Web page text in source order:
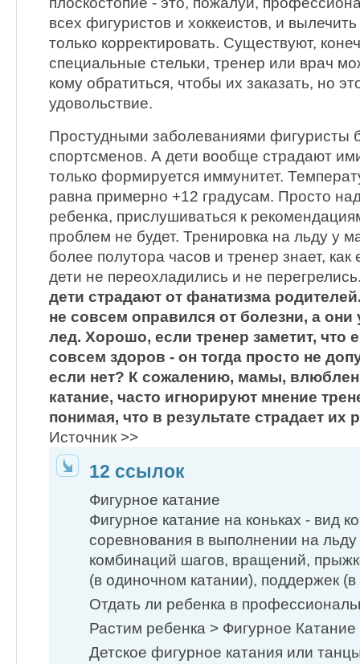
всех фигуристов и хоккеистов, и
только корректировать. Существуют,
специальные стельки, тренер или врач
кому обратиться, чтобы их заказать, но
удовольствие.
Простудными заболеваниями фигуристы
спортсменов. А дети вообще страдают
только формируется иммунитет.
равна примерно +12 градусам. Просто
ребенка, прислушиваться к
проблем не будет. Тренировка на льду у
более полутора часов и тренер знает, как
дети не переохладились и не
дети страдают от фанатизма
не совсем оправился от болезни, а они
лед. Хорошо, если тренер заметит, что
совсем здоров - он тогда просто не
если нет? К сожалению, мамы,
катание, часто игнорируют мнение
понимая, что в результате страдает их
Источник >>
12 ссылок
Фигурное катание
Фигурное катание на коньках - вид
соревнования в выполнении на
комбинаций шагов, вращений,
(в одиночном катании), поддержек
Отдать ли ребенка в
Растим ребенка > Фигурное Катание
Детское фигурное катания или